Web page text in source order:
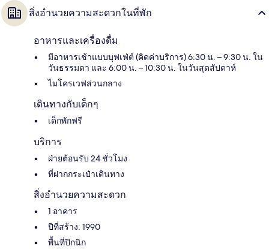
สิ่งอำนวยความสะดวกในที่พัก
อาหารและเครื่องดื่ม
มีอาหารเช้าแบบบุฟเฟ่ต์ (คิดค่าบริการ) 6:30 น. – 9:30 น. ใน
วันธรรมดา และ 6:00 น. – 10:30 น. ในวันสุดสัปดาห์
ไมโครเวฟส่วนกลาง
เดินทางกับเด็กๆ
เด็กพักฟรี
บริการ
ฝ่ายต้อนรับ 24 ชั่วโมง
ที่ฝากกระเป๋าเดินทาง
สิ่งอำนวยความสะดวก
1 อาคาร
ปีที่สร้าง: 1990
พื้นที่ปิกนิก